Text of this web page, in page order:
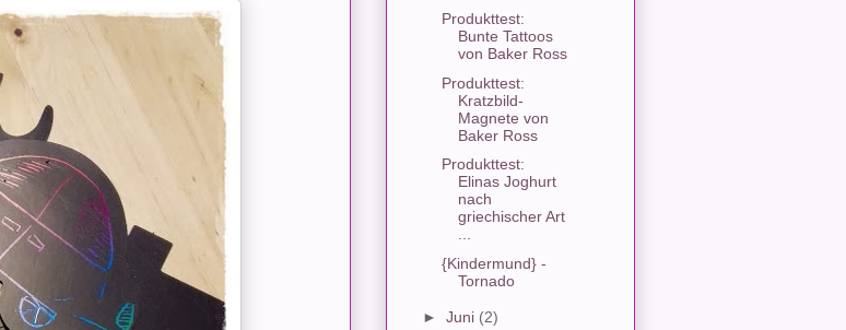
Produkttest:
Bunte Tattoos
von Baker Ross
Produkttest:
Kratzbild-
Magnete von
Baker Ross
Produkttest:
Elinas Joghurt
nach
griechischer Art
...
{Kindermund} -
Tornado
► Juni (2)